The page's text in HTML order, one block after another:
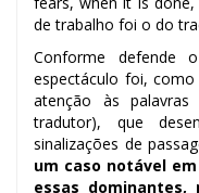
de trabalho foi o do
Conforme defende
espectáculo foi,
atenção às
tradutor), que
sinalizações de
um caso notável
essas